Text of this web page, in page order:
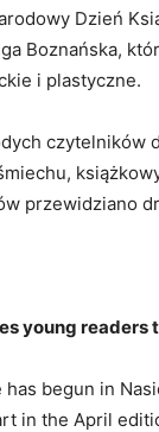
Dzień
Boznańska,
i plastyczne.
czytelników
przewidziano
young readers
begun in
in the April